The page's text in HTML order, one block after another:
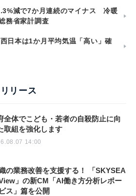
減で7か月連続のマイナス 冷暖
務省家計調査
日本は1か月平均気温「高い」確
リース
全体でこども・若者の自殺防止に向
取組を強化します
14:00
の業務改善を支援する！ 「SKYSEA
」の新CM「AI働き方分析レポー
ス」篇を公開